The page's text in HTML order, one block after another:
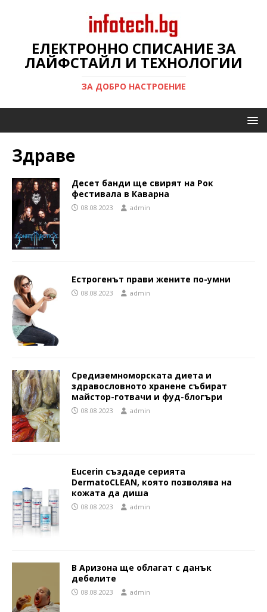
ЕЛЕКТРОННО СПИСАНИЕ ЗА
ЛАЙФСТАЙЛ И ТЕХНОЛОГИИ
ЗА ДОБРО НАСТРОЕНИЕ
Здраве
Десет банди ще свирят на Рок
фестивала в Каварна
08.08.2023 admin
Естрогенът прави жените по-умни
08.08.2023 admin
Средиземноморската диета и
здравословното хранене събират
майстор-готвачи и фуд-блогъри
08.08.2023 admin
Eucerin създаде серията
DermatoCLEAN, която позволява на
кожата да диша
08.08.2023 admin
В Аризона ще облагат с данък
дебелите
08.08.2023 admin